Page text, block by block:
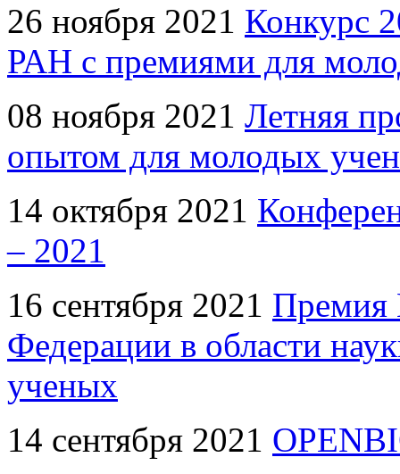
26 ноября 2021 Конкурс
РАН с премиями для
08 ноября 2021 Летняя
опытом для молодых
14 октября 2021
– 2021
16 сентября 2021 Премия
Федерации в области
ученых
14 сентября 2021